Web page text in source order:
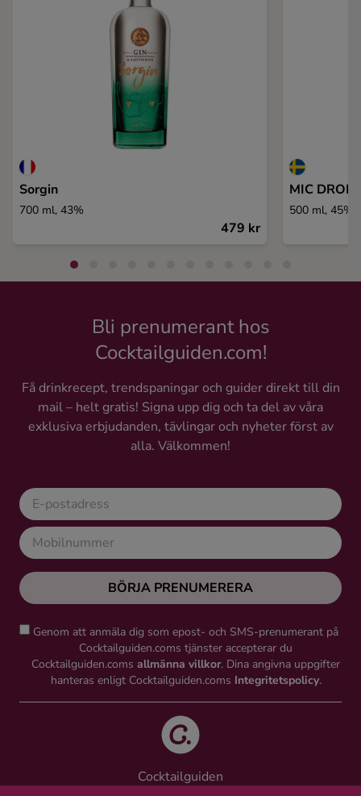
Sorgin
700 ml, 43%
479 kr
MIC DROP
500 ml, 45%
Bli prenumerant hos
Cocktailguiden.com!
Få drinkrecept, trendspaningar och guider direkt till din
mail – helt gratis! Signa upp dig och ta del av våra
exklusiva erbjudanden, tävlingar och nyheter först av
alla. Välkommen!
BÖRJA PRENUMERERA
Genom att anmäla dig som epost- och SMS-prenumerant på
Cocktailguiden.coms tjänster accepterar du
Cocktailguiden.coms allmänna villkor. Dina angivna uppgifter
hanteras enligt Cocktailguiden.coms Integritetspolicy.
Cocktailguiden